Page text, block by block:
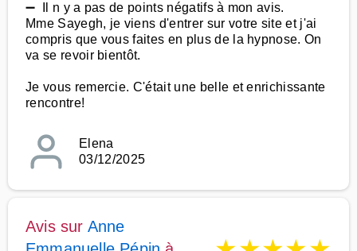
➖ Il n y a pas de points négatifs à mon avis.
Mme Sayegh, je viens d'entrer sur votre site et j'ai
compris que vous faites en plus de la hypnose. On
va se revoir bientôt.
Je vous remercie. C'était une belle et enrichissante
rencontre!
Elena
03/12/2025
Avis sur Anne